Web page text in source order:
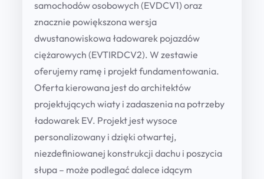
t
r
o
u
g
h
a
o
samochodów osobowych (EVDCV1) oraz
znacznie powiększona wersja
dwustanowiskowa ładowarek pojazdów
ciężarowych (EVTIRDCV2). W zestawie
oferujemy ramę i projekt fundamentowania.
Oferta kierowana jest do architektów
projektujących wiaty i zadaszenia na potrzeby
ładowarek EV. Projekt jest wysoce
personalizowany i dzięki otwartej,
niezdefiniowanej konstrukcji dachu i poszycia
słupa – może podlegać dalece idącym